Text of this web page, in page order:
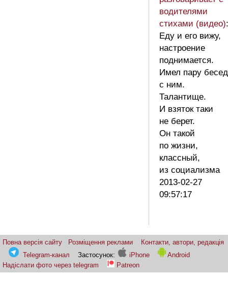
водителями
стихами (видео):
Еду и его вижу,
настроение
поднимается.
Имел пару бесед
с ним.
Талантище.
И взяток таки
не берет.
Он такой
по жизни,
классный,
из социализма
2013-02-27
09:57:17
Повна версія сайту Розміщення реклами
Контакти, автори, редакція
Telegram-канал
Застосунок: iPhone
Android
Надіслати фото через telegram
Patreon